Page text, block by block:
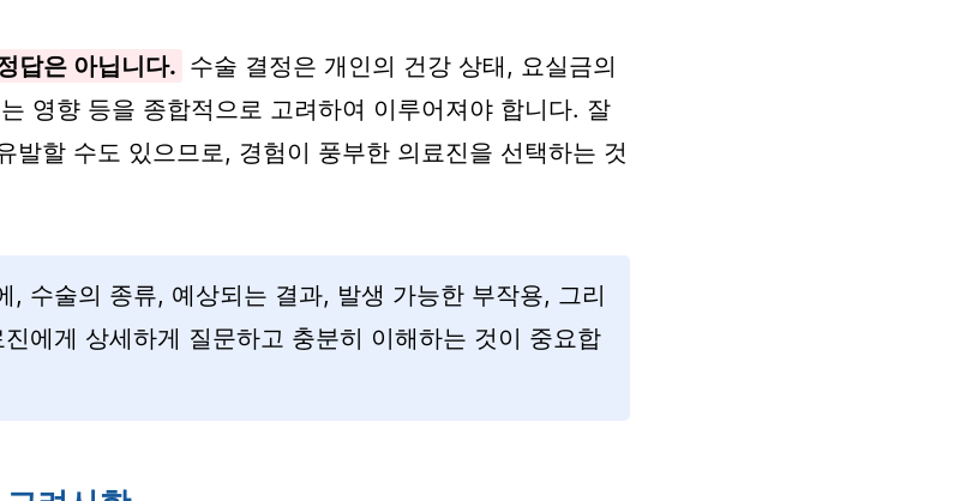
답은 아닙니다. 수술 결정은 개인의 건강 상태, 요실금의
영향 등을 종합적으로 고려하여 이루어져야 합니다. 잘
발할 수도 있으므로, 경험이 풍부한 의료진을 선택하는 것
, 수술의 종류, 예상되는 결과, 발생 가능한 부작용, 그리
에게 상세하게 질문하고 충분히 이해하는 것이 중요합